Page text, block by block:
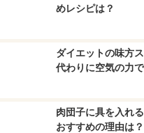
めレシピは？
ダイエットの味方
代わりに空気の力
肉団子に具を入れ
おすすめの理由は？